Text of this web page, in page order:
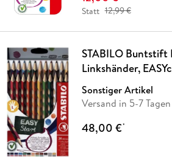
Statt 12,99 €
STABILO
Linkshänder,
Sonstiger Artikel
Versand in 5-7 Tagen
48,00 €*